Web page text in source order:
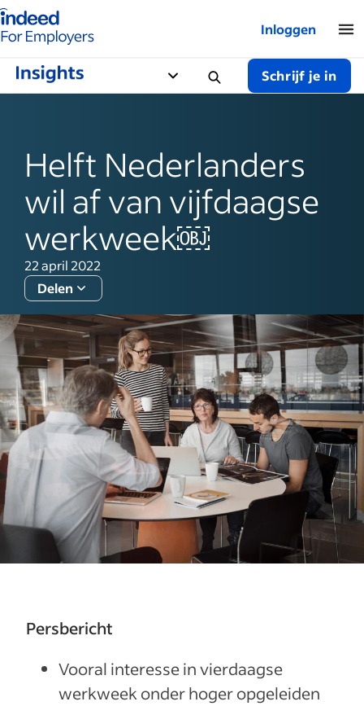
van Indeed - Voor werkgevers
Inloggen
Schrijf je in
Helft Nederlanders
wil af van vijfdaagse
werkweek￼
22 april 2022
Delen
Persbericht
Vooral interesse in vierdaagse
werkweek onder hoger opgeleiden